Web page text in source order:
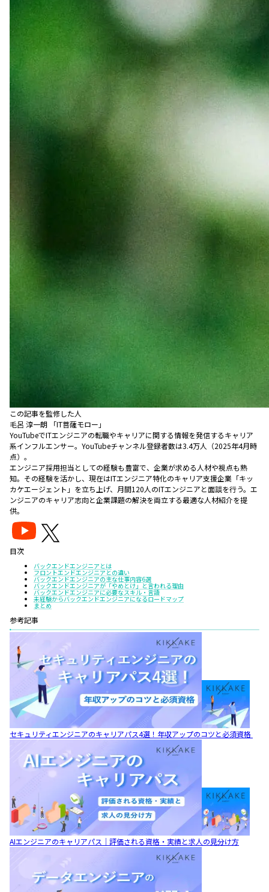
この記事を監修した人
毛呂 淳一朗 「IT菩薩モロー」
YouTubeでITエンジニアの転職やキャリアに関する情報を発信するキャリア
系インフルエンサー。YouTubeチャンネル登録者数は3.4万人（2025年4月時
点）。
エンジニア採用担当としての経験も豊富で、企業が求める人材や視点も熟
知。その経験を活かし、現在はITエンジニア特化のキャリア支援企業「キッ
カケエージェント」を立ち上げ、月間120人のITエンジニアと面談を行う。エ
ンジニアのキャリア志向と企業課題の解決を両立する最適な人材紹介を提
供。
目次
バックエンドエンジニアとは
フロントエンドエンジニアとの違い
バックエンドエンジニアの主な仕事内容6選
バックエンドエンジニアが「やめとけ」と言われる理由
バックエンドエンジニアに必要なスキル・言語
未経験からバックエンドエンジニアになるロードマップ
まとめ
参考記事
セキュリティエンジニアのキャリアパス4選！年収アップのコツと必須資格
AIエンジニアのキャリアパス｜評価される資格・実績と求人の見分け方